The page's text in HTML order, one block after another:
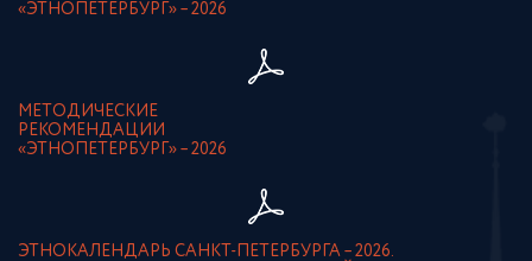
«ЭТНОПЕТЕРБУРГ» – 2026
МЕТОДИЧЕСКИЕ
РЕКОМЕНДАЦИИ
«ЭТНОПЕТЕРБУРГ» – 2026
ЭТНОКАЛЕНДАРЬ САНКТ-ПЕТЕРБУРГА – 2026.